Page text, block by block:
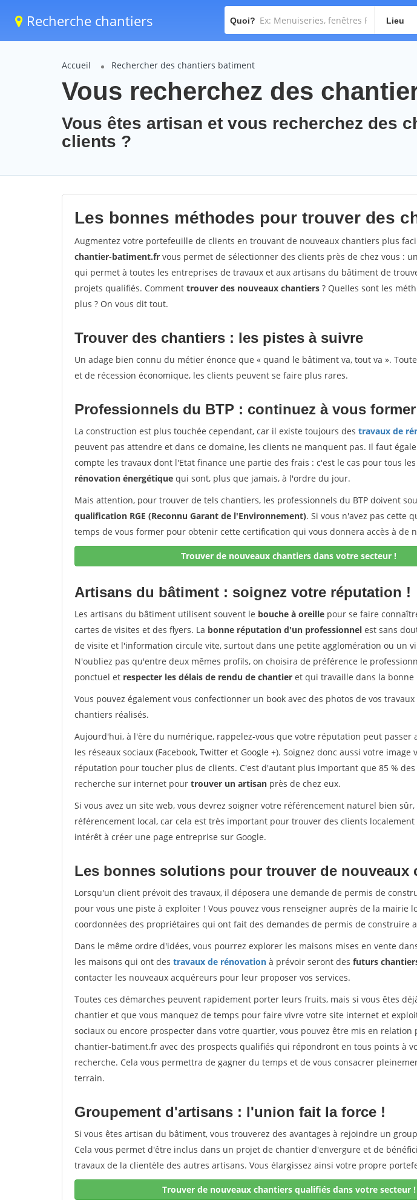
Recherche chantiers Quoi? Lieu
Accueil Rechercher des chantiers batiment
Vous recherchez des
Vous êtes artisan et vous recherchez des
clients ?
Les bonnes méthodes pour trouver des
Augmentez votre portefeuille de clients en trouvant de nouveaux chantiers plus
chantier-batiment.fr vous permet de sélectionner des clients près de chez vous :
qui permet à toutes les entreprises de travaux et aux artisans du bâtiment de
projets qualifiés. Comment trouver des nouveaux chantiers ? Quelles sont les
plus ? On vous dit tout.
Trouver des chantiers : les pistes à suivre
Un adage bien connu du métier énonce que « quand le bâtiment va, tout va ».
et de récession économique, les clients peuvent se faire plus rares.
Professionnels du BTP : continuez à vous
La construction est plus touchée cependant, car il existe toujours des travaux de
peuvent pas attendre et dans ce domaine, les clients ne manquent pas. Il faut
compte les travaux dont l'Etat finance une partie des frais : c'est le cas pour tous les
rénovation énergétique qui sont, plus que jamais, à l'ordre du jour.
Mais attention, pour trouver de tels chantiers, les professionnels du BTP doivent
qualification RGE (Reconnu Garant de l'Environnement). Si vous n'avez pas cette
temps de vous former pour obtenir cette certification qui vous donnera accès à de
Trouver de nouveaux chantiers dans votre secteur !
Artisans du bâtiment : soignez votre réputation !
Les artisans du bâtiment utilisent souvent le bouche à oreille pour se faire
cartes de visites et des flyers. La bonne réputation d'un professionnel est sans
de visite et l'information circule vite, surtout dans une petite agglomération ou un
N'oubliez pas qu'entre deux mêmes profils, on choisira de préférence le
ponctuel et respecter les délais de rendu de chantier et qui travaille dans la bonne
Vous pouvez également vous confectionner un book avec des photos de vos
chantiers réalisés.
Aujourd'hui, à l'ère du numérique, rappelez-vous que votre réputation peut passer
les réseaux sociaux (Facebook, Twitter et Google +). Soignez donc aussi votre image
réputation pour toucher plus de clients. C'est d'autant plus important que 85 %
recherche sur internet pour trouver un artisan près de chez eux.
Si vous avez un site web, vous devrez soigner votre référencement naturel bien
référencement local, car cela est très important pour trouver des clients localement
intérêt à créer une page entreprise sur Google.
Les bonnes solutions pour trouver de nouveaux
Lorsqu'un client prévoit des travaux, il déposera une demande de permis de
pour vous une piste à exploiter ! Vous pouvez vous renseigner auprès de la mairie
coordonnées des propriétaires qui ont fait des demandes de permis de construire
Dans le même ordre d'idées, vous pourrez explorer les maisons mises en vente
les maisons qui ont des travaux de rénovation à prévoir seront des futurs
contacter les nouveaux acquéreurs pour leur proposer vos services.
Toutes ces démarches peuvent rapidement porter leurs fruits, mais si vous êtes
chantier et que vous manquez de temps pour faire vivre votre site internet et
sociaux ou encore prospecter dans votre quartier, vous pouvez être mis en relation
chantier-batiment.fr avec des prospects qualifiés qui répondront en tous points à
recherche. Cela vous permettra de gagner du temps et de vous consacrer
terrain.
Groupement d'artisans : l'union fait la force !
Si vous êtes artisan du bâtiment, vous trouverez des avantages à rejoindre un
Cela vous permet d'être inclus dans un projet de chantier d'envergure et de
travaux de la clientèle des autres artisans. Vous élargissez ainsi votre propre
Trouver de nouveaux chantiers qualifiés dans votre secteur !